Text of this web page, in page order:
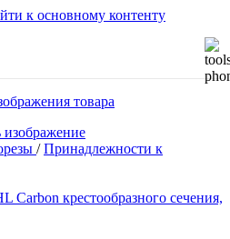
к основному контенту
/ Принадлежности к
крестообразного сечения,